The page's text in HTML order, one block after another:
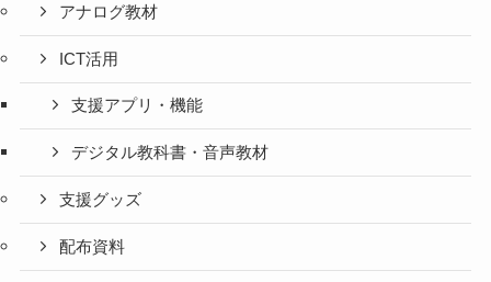
アナログ教材
ICT活用
支援アプリ・機能
デジタル教科書・音声教材
支援グッズ
配布資料